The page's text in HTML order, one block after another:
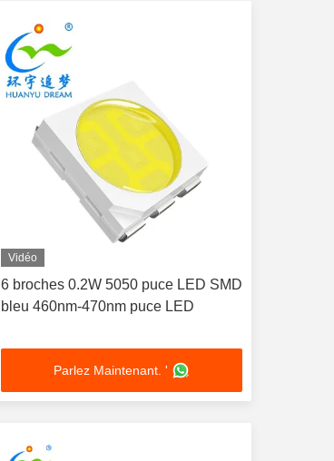
Vidéo
6 broches 0.2W 5050 puce LED SMD
bleu 460nm-470nm puce LED
Parlez Maintenant. '